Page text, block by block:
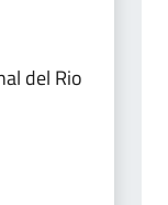
del Rio